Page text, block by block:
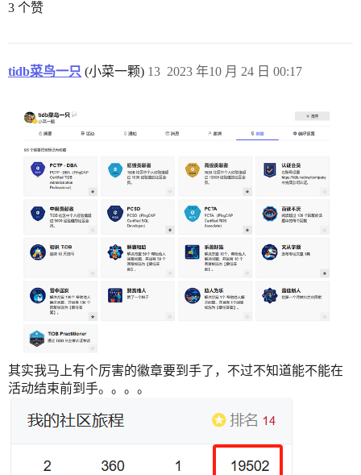
3 个赞
tidb菜鸟一只 (小菜一颗) 2023 年10 月 24 日 00:17
13
其实我马上有个厉害的徽章要到手了，不过不知道能不能在
活动结束前到手。。。。